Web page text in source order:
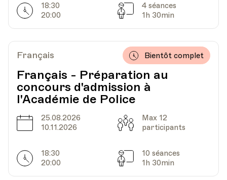
Horarires
18:30
20:00
Séances
4 séances
1h 30min
Français
Français - Préparation au
concours d'admission à
l'Académie de Police
Bientôt complet
Date
25.08.2026
10.11.2026
Capacité
Max 12
participants
Horarires
18:30
20:00
Séances
10 séances
1h 30min